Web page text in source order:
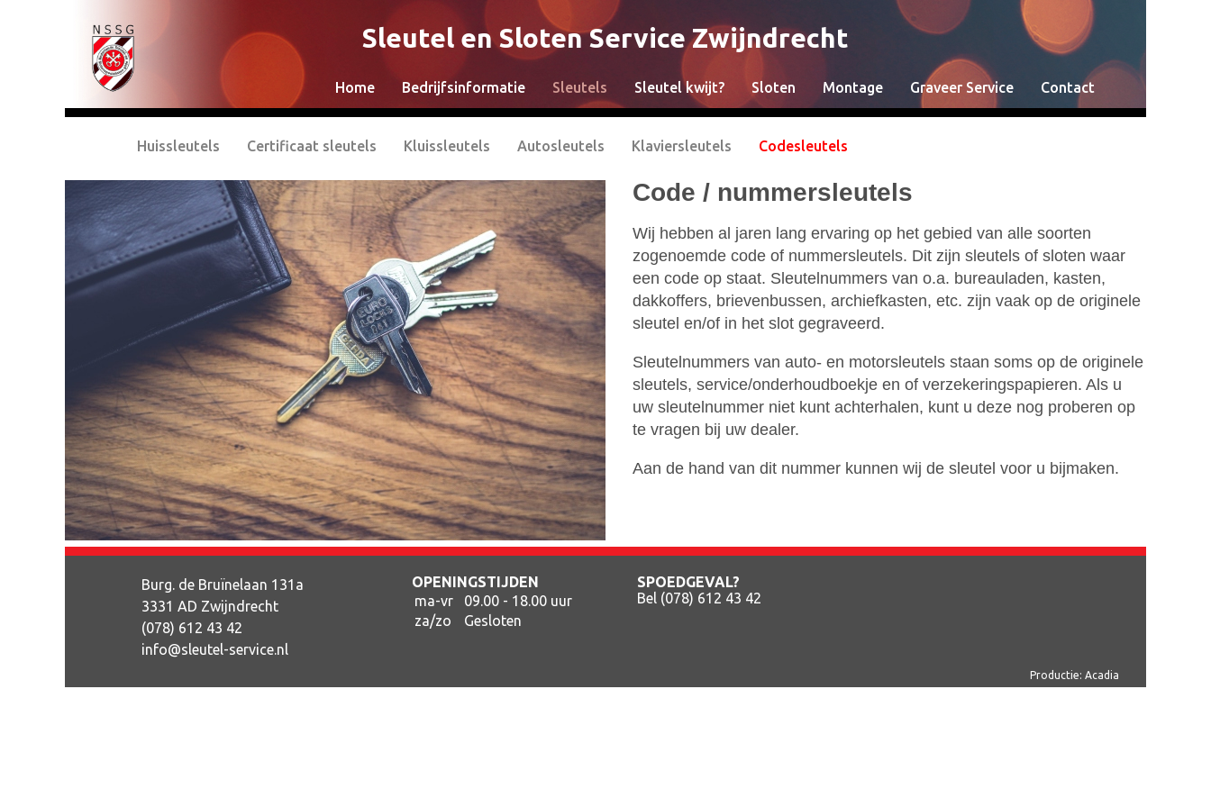
Sleutel en Sloten Service Zwijndrecht
Home Bedrijfsinformatie Sleutels Sleutel kwijt? Sloten Montage Graveer Service Contact
Huissleutels Certificaat sleutels Kluissleutels Autosleutels Klaviersleutels Codesleutels
Code / nummersleutels
Wij hebben al jaren lang ervaring op het gebied van alle soorten
zogenoemde code of nummersleutels. Dit zijn sleutels of sloten waar
een code op staat. Sleutelnummers van o.a. bureauladen, kasten,
dakkoffers, brievenbussen, archiefkasten, etc. zijn vaak op de originele
sleutel en/of in het slot gegraveerd.
Sleutelnummers van auto- en motorsleutels staan soms op de originele
sleutels, service/onderhoudboekje en of verzekeringspapieren. Als u
uw sleutelnummer niet kunt achterhalen, kunt u deze nog proberen op
te vragen bij uw dealer.
Aan de hand van dit nummer kunnen wij de sleutel voor u bijmaken.
Burg. de Bruïnelaan 131a
3331 AD Zwijndrecht
(078) 612 43 42
info@sleutel-service.nl
OPENINGSTIJDEN
ma-vr
09.00 - 18.00 uur
za/zo
Gesloten
SPOEDGEVAL?
Bel (078) 612 43 42
Productie: Acadia